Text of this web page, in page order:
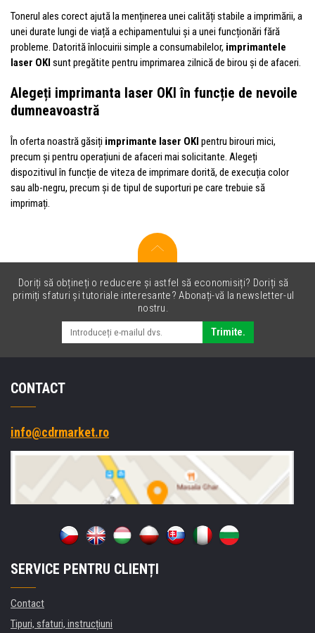
Tonerul ales corect ajută la menținerea unei calități stabile a imprimării, a
unei durate lungi de viață a echipamentului și a unei funcționări fără
probleme. Datorită înlocuirii simple a consumabilelor, imprimantele
laser OKI sunt pregătite pentru imprimarea zilnică de birou și de afaceri.
Alegeți imprimanta laser OKI în funcție de nevoile
dumneavoastră
În oferta noastră găsiți imprimante laser OKI pentru birouri mici,
precum și pentru operațiuni de afaceri mai solicitante. Alegeți
dispozitivul în funcție de viteza de imprimare dorită, de execuția color
sau alb-negru, precum și de tipul de suporturi pe care trebuie să
imprimați.
Doriți să obțineți o reducere și astfel să economisiți? Doriți să
primiți sfaturi și tutoriale interesante? Abonați-vă la newsletter-ul
nostru.
Trimite.
CONTACT
info@cdrmarket.ro
SERVICE PENTRU CLIENȚI
Contact
Tipuri, sfaturi, instrucțiuni